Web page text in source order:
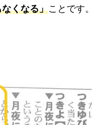
くなる」ことです。